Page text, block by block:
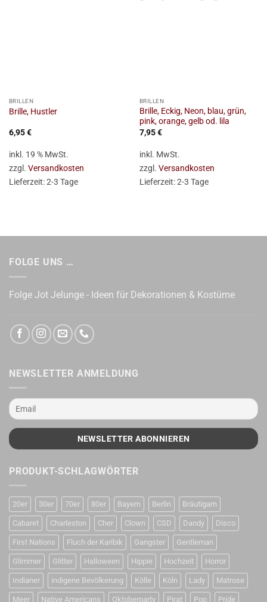
BRILLEN
Brille, Hustler
6,95€
inkl. 19 % MwSt.
zzgl. Versandkosten
Lieferzeit:2-3 Tage
BRILLEN
Brille, Eckig, Neon, blau, grün,
pink, orange, gelb od. lila
7,95€
inkl. MwSt.
zzgl. Versandkosten
Lieferzeit:2-3 Tage
FOLGE UNS …
Folge Jot Jelunge - Ideen für Dekorationen & Kostüme
NEWSLETTER ANMELDUNG
PRODUKT-SCHLAGWÖRTER
20er 30er 70er 80er Bayern Berlin Bräutigam
Cabaret Charleston Cher Clown CSD Dandy Disco
First Nations Fluch der Karibik Gangster Gentleman
Glimmer Glitter Halloween Hippie Hochzeit Horror
Indianer indigene Bevölkerung Kölle Köln Lady Matrose
Meer Native Americans Oktoberparty Pirat Pop Pride